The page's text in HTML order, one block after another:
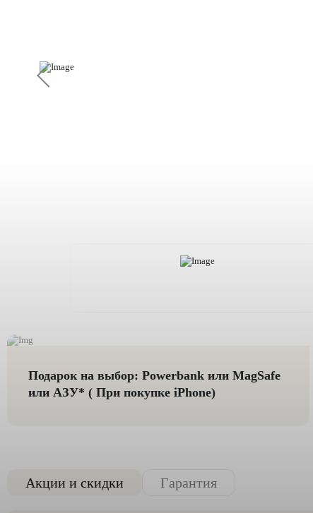
Подарок на выбор: Powerbank или MagSafe
или AЗУ* ( При покупке iPhone)
Акции и скидки Гарантия